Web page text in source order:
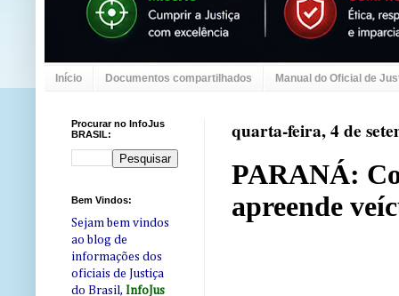
Início Documentos compartilhados Manual do Oficial de
quarta-feira, 4 de
PARANÁ:
apreende
Procurar no InfoJus
BRASIL:
Bem Vindos:
Sejam bem vindos
ao blog de
informações dos
oficiais de Justiça
do Brasil, InfoJus